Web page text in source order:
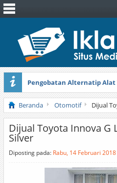
Pengobatan Alternatip Alat
Pita Cantik Pesona
Beranda Otomotif Dijual
Dijual Toyota Innova G
Silver
Diposting pada: Rabu, 14 Februari